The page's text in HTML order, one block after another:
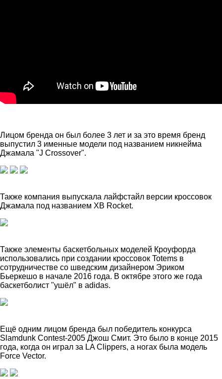
Лицом бренда он был более 3 лет и за это время бренд
выпустил 3 именные модели под названием никнейма
Джамала "J Crossover".
Также компания выпускала лайфстайл версии кроссовок
Джамала под названием XB Rocket.
Также элементы баскетбольных моделей Кроуфорда
использовались при создании кроссовок Totems в
сотрудничестве со шведским дизайнером Эриком
Бьеркешо в начале 2016 года. В октябре этого же года
баскетболист "ушёл" в adidas.
Ещё одним лицом бренда был победитель конкурса
Slamdunk Contest-2005 Джош Смит. Это было в конце 2015
года, когда он играл за LA Clippers, а ногах была модель
Force Vector.